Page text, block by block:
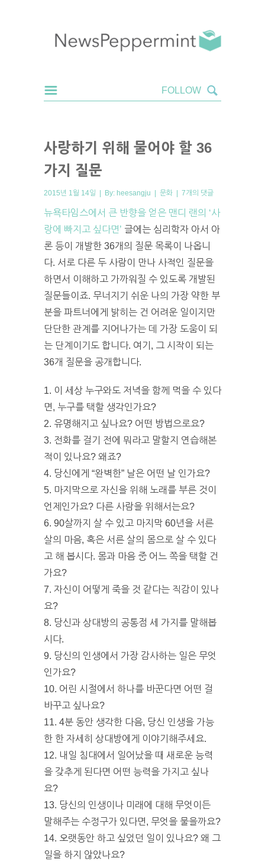
사랑하기 위해 물어야 할 36
가지 질문
2015년 1월 14일 | By: heesangju | 문화 | 7개의 댓글
뉴욕타임스에서 큰 반향을 얻은 맨디 랜의 ‘사
랑에 빠지고 싶다면’ 글에는 심리학자 아서 아
론 등이 개발한 36개의 질문 목록이 나옵니
다. 서로 다른 두 사람이 만나 사적인 질문을
하면서 이해하고 가까워질 수 있도록 개발된
질문들이죠. 무너지기 쉬운 나의 가장 약한 부
분을 파트너에게 밝히는 건 어려운 일이지만
단단한 관계를 지어나가는 데 가장 도움이 되
는 단계이기도 합니다. 여기, 그 시작이 되는
36개 질문을 공개합니다.
1. 이 세상 누구와도 저녁을 함께 먹을 수 있다
면, 누구를 택할 생각인가요?
2. 유명해지고 싶나요? 어떤 방법으로요?
3. 전화를 걸기 전에 뭐라고 말할지 연습해본
적이 있나요? 왜죠?
4. 당신에게 “완벽한” 날은 어떤 날 인가요?
5. 마지막으로 자신을 위해 노래를 부른 것이
언제인가요? 다른 사람을 위해서는요?
6. 90살까지 살 수 있고 마지막 60년을 서른
살의 마음, 혹은 서른 살의 몸으로 살 수 있다
고 해 봅시다. 몸과 마음 중 어느 쪽을 택할 건
가요?
7. 자신이 어떻게 죽을 것 같다는 직감이 있나
요?
8. 당신과 상대방의 공통점 세 가지를 말해봅
시다.
9. 당신의 인생에서 가장 감사하는 일은 무엇
인가요?
10. 어린 시절에서 하나를 바꾼다면 어떤 걸
바꾸고 싶나요?
11. 4분 동안 생각한 다음, 당신 인생을 가능
한 한 자세히 상대방에게 이야기해주세요.
12. 내일 침대에서 일어났을 때 새로운 능력
을 갖추게 된다면 어떤 능력을 가지고 싶나
요?
13. 당신의 인생이나 미래에 대해 무엇이든
말해주는 수정구가 있다면, 무엇을 물을까요?
14. 오랫동안 하고 싶었던 일이 있나요? 왜 그
일을 하지 않았나요?